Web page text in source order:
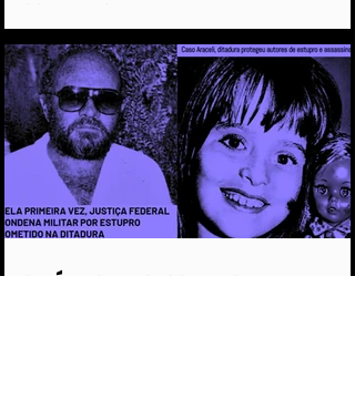
CAPÍTULO 3 - CASO ARACELI: UM